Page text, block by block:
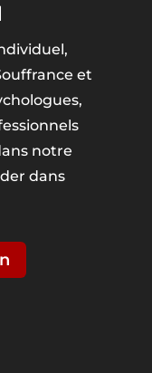
et
notre
dans